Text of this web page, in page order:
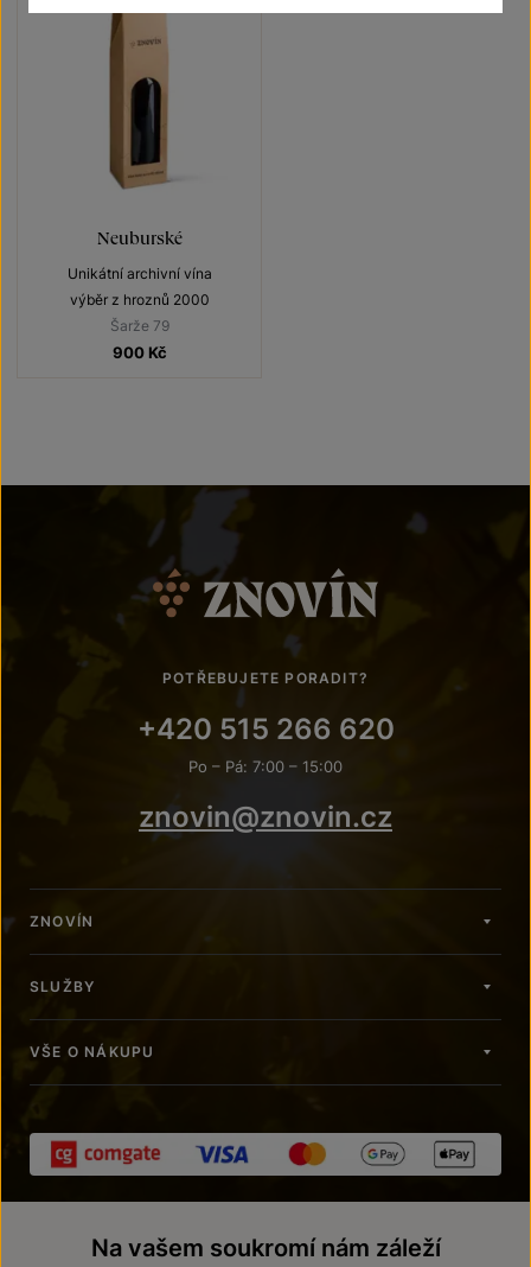
Neuburské
Unikátní archivní vína
výběr z hroznů 2000
Šarže 79
900 Kč
POTŘEBUJETE PORADIT?
+420 515 266 620
Po – Pá: 7:00 – 15:00
znovin@znovin.cz
ZNOVÍN
SLUŽBY
VŠE O NÁKUPU
Na vašem soukromí nám záleží